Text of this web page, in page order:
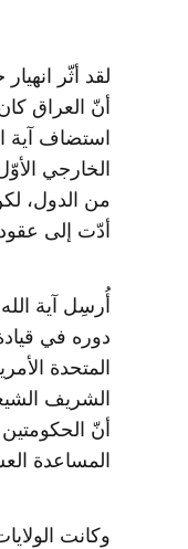
أنّ العراق
استضاف آية
الخارجي
من الدول،
أدّت إلى
دوره في
الشريف
أنّ
المساعدة
وكانت